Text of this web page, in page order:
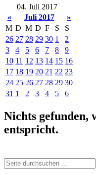
04. Juli 2017
«
Juli 2017
»
M D M D F S
S
26 27 28 29 30 1
2
3
4 5 6 7 8
9
10 11 12 13 14 15 16
17 18 19 20 21 22 23
24 25 26 27 28 29 30
31 1 2 3 4 5 6
Nichts gefunden,
entspricht.